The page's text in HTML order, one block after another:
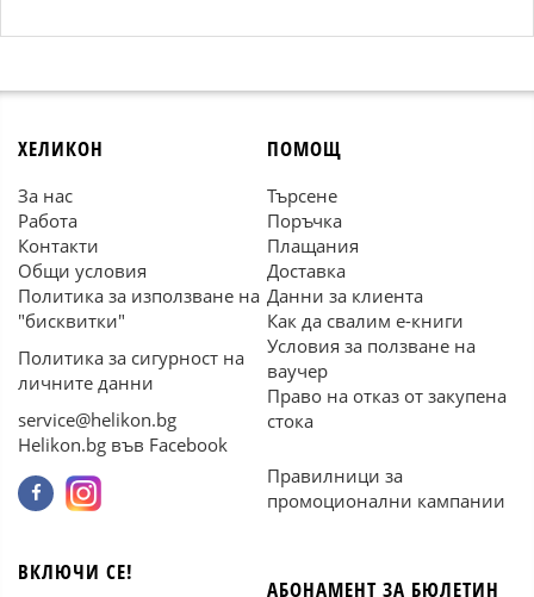
ХЕЛИКОН
За нас
Работа
Контакти
Общи условия
Политика за използване на
"бисквитки"
Политика за сигурност на
личните данни
service@helikon.bg
Helikon.bg във Facebook
ПОМОЩ
Търсене
Поръчка
Плащания
Доставка
Данни за клиента
Как да свалим е-книги
Условия за ползване на
ваучер
Право на отказ от закупена
стока
Правилници за
промоционални кампании
ВКЛЮЧИ СЕ!
АБОНАМЕНТ ЗА БЮЛЕТИН